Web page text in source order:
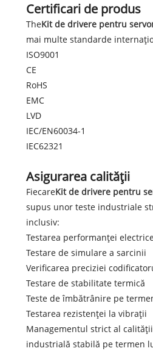
Certificari de produs
TheKit de drivere pentru
mai multe standarde
ISO9001
CE
RoHS
EMC
LVD
IEC/EN60034-1
IEC62321
Asigurarea calității
FiecareKit de drivere pentru
supus unor teste industriale
inclusiv:
Testarea performanței
Testare de simulare a sarcinii
Verificarea preciziei
Testare de stabilitate termică
Teste de îmbătrânire pe
Testarea rezistenței la vibrații
Managementul strict al
industrială stabilă pe termen